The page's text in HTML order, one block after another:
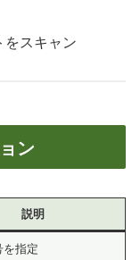
スキャン
ン
説明
指定